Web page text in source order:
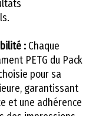
: Chaque
PETG du Pack
pour sa
garantissant
et une adhérence